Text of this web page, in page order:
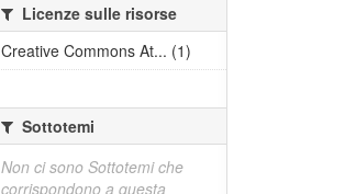
Licenze sulle risorse
Creative Commons At... (1)
Sottotemi
Non ci sono Sottotemi che
corrispondono a questa